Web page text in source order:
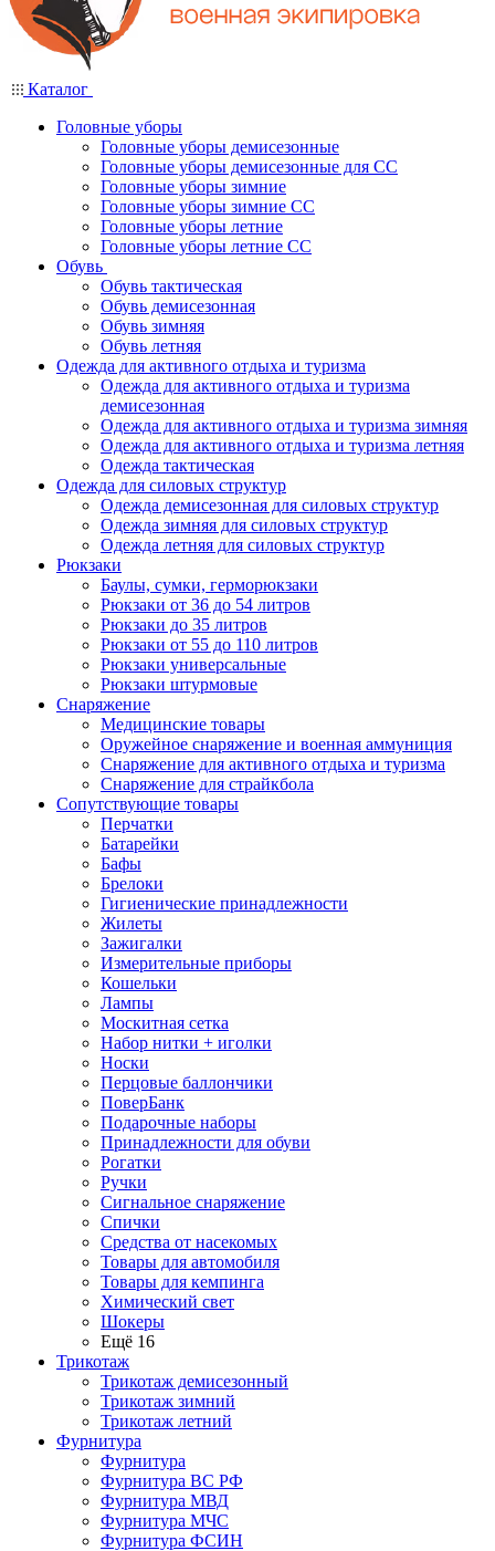
Каталог
Головные уборы
Головные уборы демисезонные
Головные уборы демисезонные для СС
Головные уборы зимние
Головные уборы зимние СС
Головные уборы летние
Головные уборы летние СС
Обувь
Обувь тактическая
Обувь демисезонная
Обувь зимняя
Обувь летняя
Одежда для активного отдыха и туризма
Одежда для активного отдыха и туризма
демисезонная
Одежда для активного отдыха и туризма зимняя
Одежда для активного отдыха и туризма летняя
Одежда тактическая
Одежда для силовых структур
Одежда демисезонная для силовых структур
Одежда зимняя для силовых структур
Одежда летняя для силовых структур
Рюкзаки
Баулы, сумки, герморюкзаки
Рюкзаки от 36 до 54 литров
Рюкзаки до 35 литров
Рюкзаки от 55 до 110 литров
Рюкзаки универсальные
Рюкзаки штурмовые
Снаряжение
Медицинские товары
Оружейное снаряжение и военная аммуниция
Снаряжение для активного отдыха и туризма
Снаряжение для страйкбола
Сопутствующие товары
Перчатки
Батарейки
Бафы
Брелоки
Гигиенические принадлежности
Жилеты
Зажигалки
Измерительные приборы
Кошельки
Лампы
Москитная сетка
Набор нитки + иголки
Носки
Перцовые баллончики
ПоверБанк
Подарочные наборы
Принадлежности для обуви
Рогатки
Ручки
Сигнальное снаряжение
Спички
Средства от насекомых
Товары для автомобиля
Товары для кемпинга
Химический свет
Шокеры
Ещё 16
Трикотаж
Трикотаж демисезонный
Трикотаж зимний
Трикотаж летний
Фурнитура
Фурнитура
Фурнитура ВС РФ
Фурнитура МВД
Фурнитура МЧС
Фурнитура ФСИН